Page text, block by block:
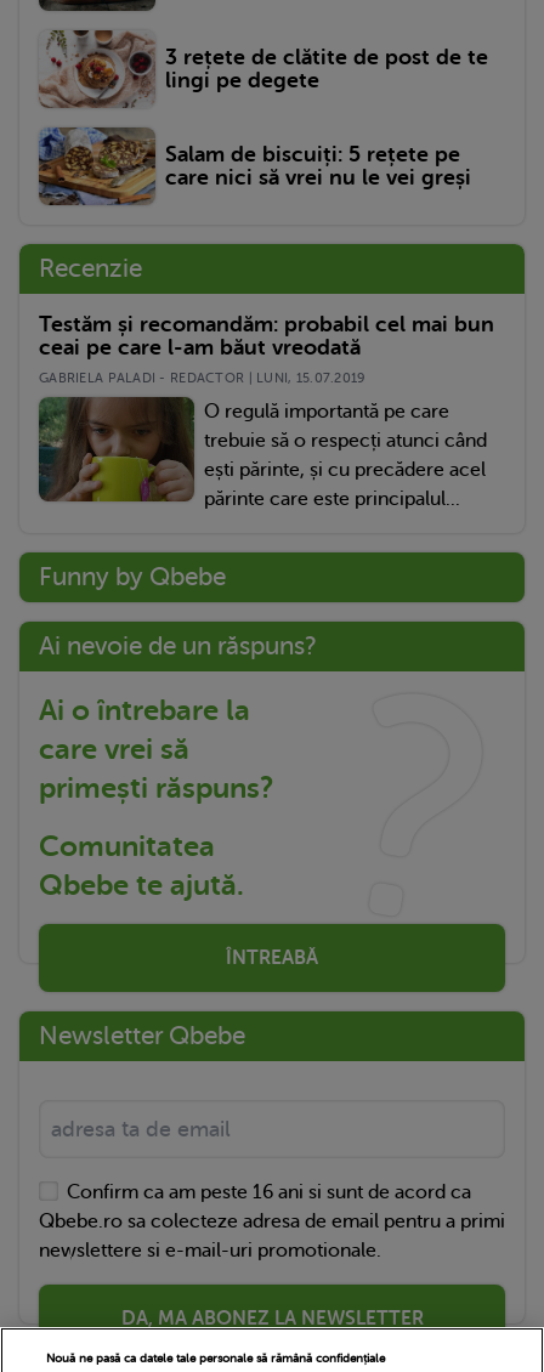
3 rețete de clătite de post de te
lingi pe degete
Salam de biscuiți: 5 rețete pe
care nici să vrei nu le vei greși
Recenzie
Testăm și recomandăm: probabil cel mai bun
ceai pe care l-am băut vreodată
GABRIELA PALADI - REDACTOR | LUNI, 15.07.2019
O regulă importantă pe care
trebuie să o respecți atunci când
ești părinte, și cu precădere acel
părinte care este principalul...
Funny by Qbebe
Ai nevoie de un răspuns?
Ai o întrebare la
care vrei să
primești răspuns?
Comunitatea
Qbebe te ajută.
ÎNTREABĂ
Newsletter Qbebe
Confirm ca am peste 16 ani si sunt de acord ca
Qbebe.ro sa colecteze adresa de email pentru a primi
newslettere si e-mail-uri promotionale.
DA, MA ABONEZ LA NEWSLETTER
Nouă ne pasă ca datele tale personale să rămână confidențiale